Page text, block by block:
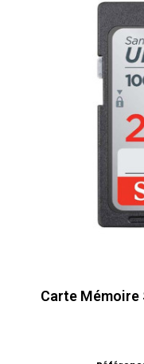
Carte Mémoire